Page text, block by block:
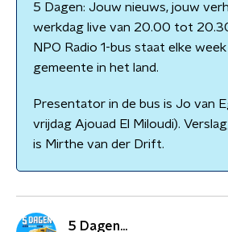
5 Dagen: Jouw nieuws, jouw
werkdag live van 20.00 tot
NPO Radio 1-bus staat elke
gemeente in het land.
Presentator in de bus is Jo van
vrijdag Ajouad El Miloudi).
is Mirthe van der Drift.
5 Dagen...